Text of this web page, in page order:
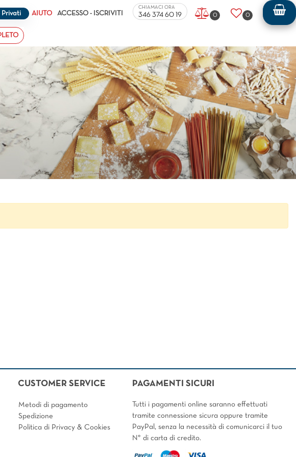
available filters.
Privati AIUTO ACCESSO - ISCRIVITI
CHIAMACI ORA
346 374 60 19 0 0
CUSTOMER SERVICE
Metodi di pagamento
Spedizione
Politica di Privacy & Cookies
PAGAMENTI SICURI
Tutti i pagamenti online saranno effettuati
tramite connessione sicura oppure tramite
PayPal, senza la necessità di comunicarci il tuo
N° di carta di credito.